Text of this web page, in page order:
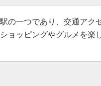
の一つであり、交通ア
ョッピングやグルメを楽